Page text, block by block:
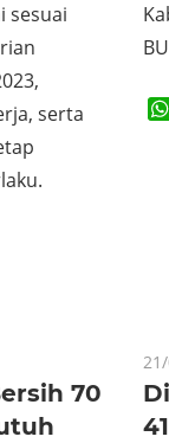
sesuai
serta
70